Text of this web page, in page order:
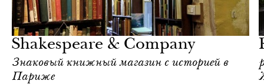
Shakespeare & Company
Знаковый книжный магазин с историей в
Париже